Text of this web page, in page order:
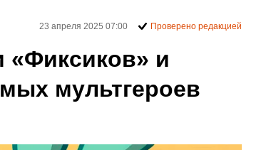
«Фиксиков» и
мультгероев
23 апреля 2025 07:00 Проверено редакцией